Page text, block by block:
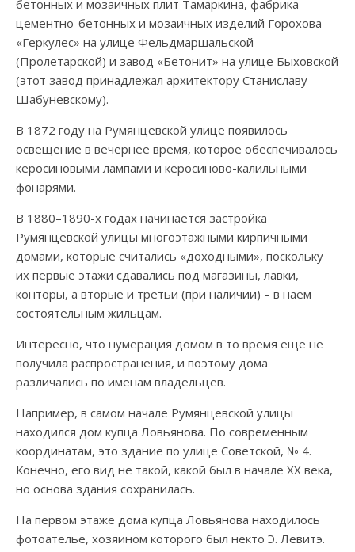
бетонных и мозаичных плит Тамаркина, фабрика
цементно-бетонных и мозаичных изделий Горохова
«Геркулес» на улице Фельдмаршальской
(Пролетарской) и завод «Бетонит» на улице Быховской
(этот завод принадлежал архитектору Станиславу
Шабуневскому).
В 1872 году на Румянцевской улице появилось
освещение в вечернее время, которое обеспечивалось
керосиновыми лампами и керосиново-калильными
фонарями.
В 1880–1890-х годах начинается застройка
Румянцевской улицы многоэтажными кирпичными
домами, которые считались «доходными», поскольку
их первые этажи сдавались под магазины, лавки,
конторы, а вторые и третьи (при наличии) – в наём
состоятельным жильцам.
Интересно, что нумерация домом в то время ещё не
получила распространения, и поэтому дома
различались по именам владельцев.
Например, в самом начале Румянцевской улицы
находился дом купца Ловьянова. По современным
координатам, это здание по улице Советской, № 4.
Конечно, его вид не такой, какой был в начале XX века,
но основа здания сохранилась.
На первом этаже дома купца Ловьянова находилось
фотоателье, хозяином которого был некто Э. Левитэ.